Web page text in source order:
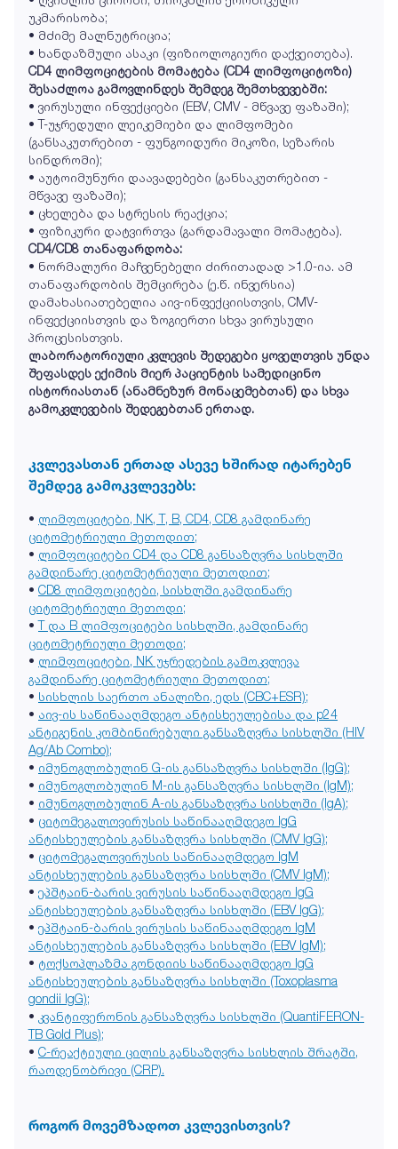
უკმარისობა;
• მძიმე მალნუტრიცია;
• ხანდაზმული ასაკი (ფიზიოლოგიური დაქვეითება).
CD4 ლიმფოციტების მომატება (CD4 ლიმფოციტოზი)
შესაძლოა გამოვლინდეს შემდეგ შემთხვევებში:
• ვირუსული ინფექციები (EBV, CMV - მწვავე ფაზაში);
• T-უჯრედული ლეიკემიები და ლიმფომები
(განსაკუთრებით - ფუნგოიდური მიკოზი, სეზარის
სინდრომი);
• აუტოიმუნური დაავადებები (განსაკუთრებით -
მწვავე ფაზაში);
• ცხელება და სტრესის რეაქცია;
• ფიზიკური დატვირთვა (გარდამავალი მომატება).
CD4/CD8 თანაფარდობა:
• ნორმალური მაჩვენებელი ძირითადად >1.0-ია. ამ
თანაფარდობის შემცირება (ე.წ. ინვერსია)
დამახასიათებელია აივ-ინფექციისთვის, CMV-
ინფექციისთვის და ზოგიერთი სხვა ვირუსული
პროცესისთვის.
ლაბორატორიული კვლევის შედეგები ყოველთვის უნდა
შეფასდეს ექიმის მიერ პაციენტის სამედიცინო
ისტორიასთან (ანამნეზურ მონაცემებთან) და სხვა
გამოკვლევების შედეგებთან ერთად.
კვლევასთან ერთად ასევე ხშირად იტარებენ
შემდეგ გამოკვლევებს:
• ლიმფოციტები, NK, T, B, CD4, CD8 გამდინარე
ციტომეტრიული მეთოდით;
• ლიმფოციტები CD4 და CD8 განსაზღვრა სისხლში
გამდინარე ციტომეტრიული მეთოდით;
• CD8 ლიმფოციტები, სისხლში გამდინარე
ციტომეტრიული მეთოდი;
•T და B ლიმფოციტები სისხლში, გამდინარე
ციტომეტრიული მეთოდი;
• ლიმფოციტები, NK უჯრედების გამოკვლევა
გამდინარე ციტომეტრიული მეთოდით;
• სისხლის საერთო ანალიზი, ედს (CBC+ESR);
• აივ-ის საწინააღმდეგო ანტისხეულებისა და p24
ანტიგენის კომბინირებული განსაზღვრა სისხლში (HIV
Ag/Ab Combo);
• იმუნოგლობულინ G-ის განსაზღვრა სისხლში (IgG);
• იმუნოგლობულინ M-ის განსაზღვრა სისხლში (IgM);
• იმუნოგლობულინ A-ის განსაზღვრა სისხლში (IgA);
• ციტომეგალოვირუსის საწინააღმდეგო IgG
ანტისხეულების განსაზღვრა სისხლში (CMV IgG);
• ციტომეგალოვირუსის საწინააღმდეგო IgM
ანტისხეულების განსაზღვრა სისხლში (CMV IgM);
• ეპშტაინ-ბარის ვირუსის საწინააღმდეგო IgG
ანტისხეულების განსაზღვრა სისხლში (EBV IgG);
• ეპშტაინ-ბარის ვირუსის საწინააღმდეგო IgM
ანტისხეულების განსაზღვრა სისხლში (EBV IgM);
• ტოქსოპლაზმა გონდიის საწინააღმდეგო IgG
ანტისხეულების განსაზღვრა სისხლში (Toxoplasma
gondii IgG);
• კვანტიფერონის განსაზღვრა სისხლში (QuantiFERON-
TB Gold Plus);
• C-რეაქტიული ცილის განსაზღვრა სისხლის შრატში,
რაოდენობრივი (CRP).
როგორ მოვემზადოთ კვლევისთვის?